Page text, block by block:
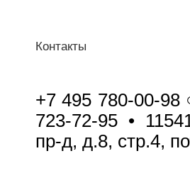
Контакты
+7 495 780-00-
723-72-95 •
пр-д, д.8, стр.4,